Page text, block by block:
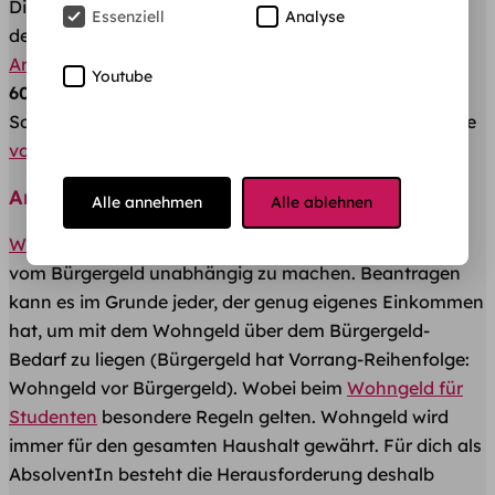
Die Höhe des Arbeitslosengeld 1 richtet sich nach
deinem eigenen letzten Einkommen: Laut
Arbeit
wird das Nettoentgelt der letzten 12 Monate zu
60 % für Kinderlose
Solltest du Anspruch auf ALG1 haben, kannst du dir die
voraussichtliche Höhe hier ausrechnen lassen
Anspruch auf Wohngeld
Wohngeld ist ein Zuschuss zur Miete
vom Bürgergeld unabhängig zu machen. Beantragen
kann es im Grunde jeder, der genug eigenes Einkommen
hat, um mit dem Wohngeld über dem Bürgergeld-
Bedarf zu liegen (Bürgergeld hat Vorrang-Reihenfolge:
Wohngeld vor Bürgergeld). Wobei beim Wohngeld für
Studenten besondere Regeln gelten. Wohngeld wird
immer für den gesamten Haushalt gewährt. Für dich als
AbsolventIn besteht die Herausforderung deshalb
Essenziell Analyse
Youtube
Alle annehmen Alle ablehnen